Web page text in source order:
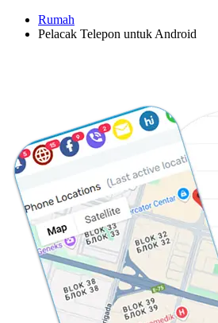
Rumah
Pelacak Telepon untuk Android